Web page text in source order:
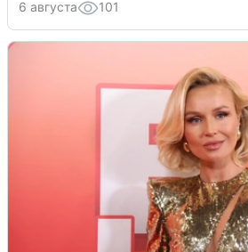
6 августа 101